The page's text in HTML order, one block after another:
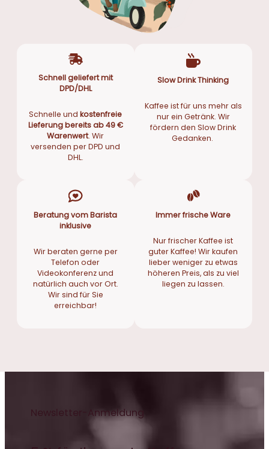
Schnell geliefert mit
DPD/DHL
Schnelle undkostenfreie
Lieferung bereits ab 49 €
Warenwert. Wir
versenden per DPD und
DHL.
Slow Drink Thinking
Kaffee ist für uns mehr als
nur ein Getränk. Wir
fördern den Slow Drink
Gedanken.
Beratung vom Barista
inklusive
Wir beraten gerne per
Telefon oder
Videokonferenz und
natürlich auch vor Ort.
Wir sind für Sie
erreichbar!
Immer frische Ware
Nur frischer Kaffee ist
guter Kaffee! Wir kaufen
lieber weniger zu etwas
höheren Preis, als zu viel
liegen zu lassen.
Newsletter-Anmeldung